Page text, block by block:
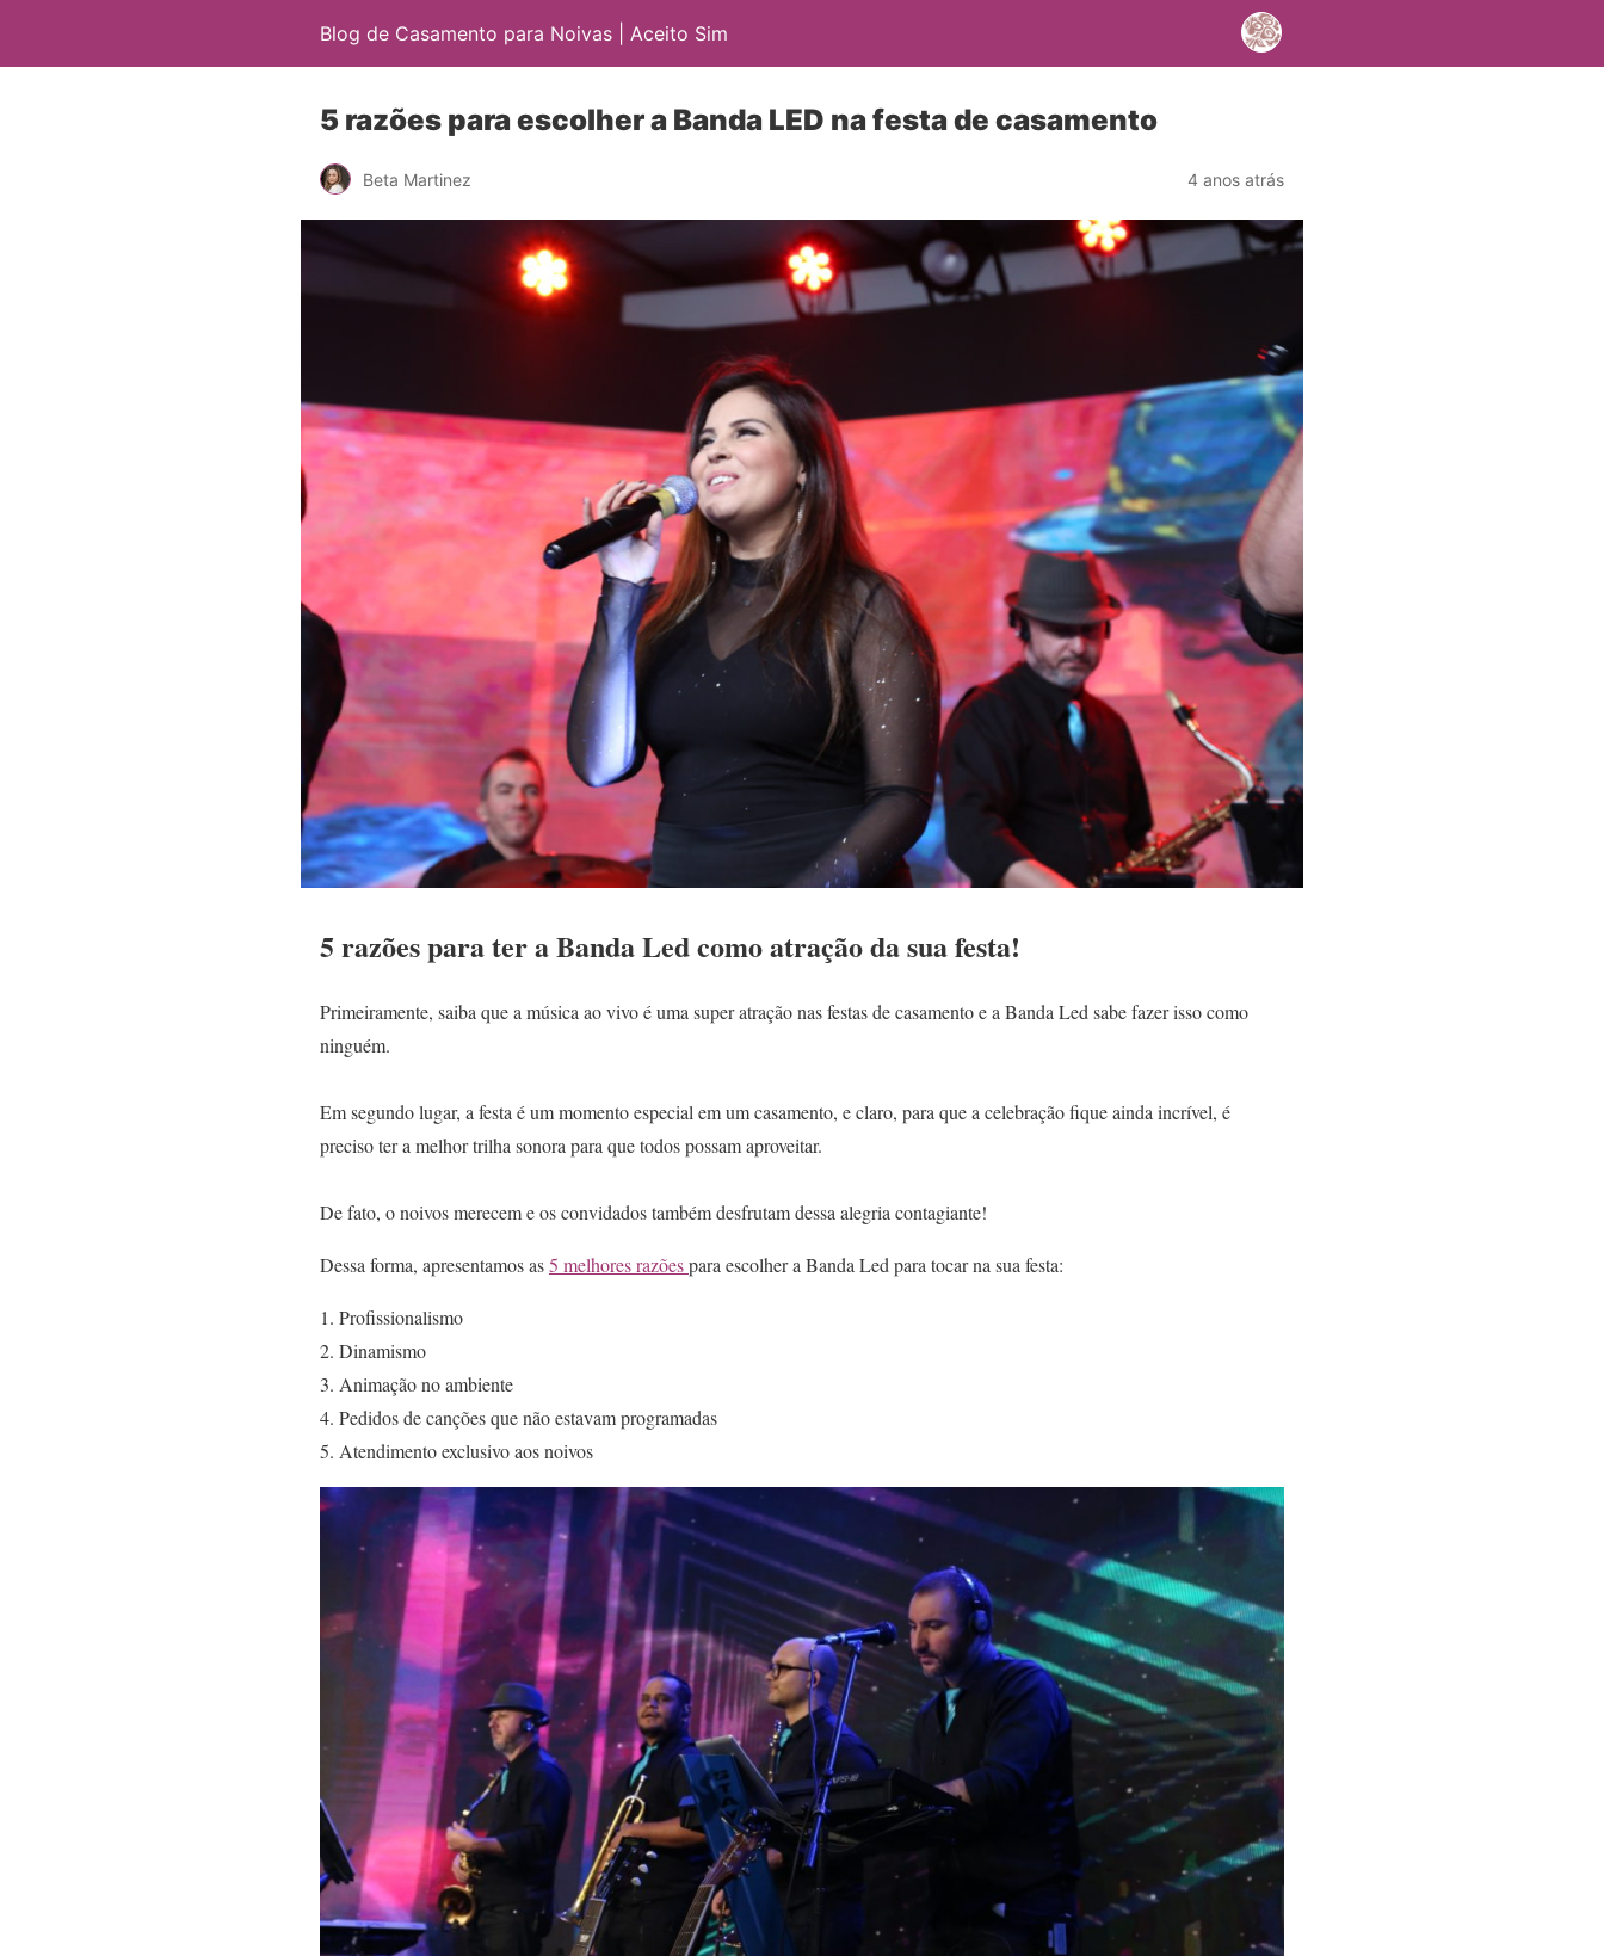
Blog de Casamento para Noivas | Aceito Sim
5 razões para escolher a Banda LED na festa de casamento
Beta Martinez 4 anos atrás
5 razões para ter a Banda Led como atração da sua festa!
Primeiramente, saiba que a música ao vivo é uma super atração nas festas de casamento e a Banda Led sabe fazer isso como
ninguém.
Em segundo lugar, a festa é um momento especial em um casamento, e claro, para que a celebração fique ainda incrível, é
preciso ter a melhor trilha sonora para que todos possam aproveitar.
De fato, o noivos merecem e os convidados também desfrutam dessa alegria contagiante!
Dessa forma, apresentamos as5 melhores razõespara escolher a Banda Led para tocar na sua festa:
Profissionalismo
Dinamismo
Animação no ambiente
Pedidos de canções que não estavam programadas
Atendimento exclusivo aos noivos